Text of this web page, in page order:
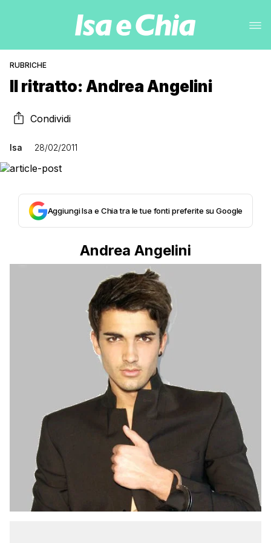
RUBRICHE
Il ritratto: Andrea Angelini
Condividi
Isa 28/02/2011
Aggiungi Isa e Chia tra le tue fonti preferite su Google
Andrea Angelini